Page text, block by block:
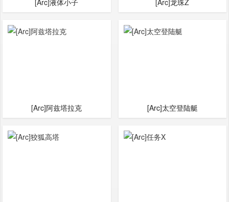
[Arc]阿兹塔拉克 [Arc]太空登陆艇